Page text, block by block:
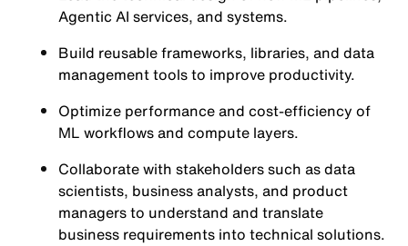
Agentic AI services, and systems.
Build reusable frameworks, libraries, and data
management toolsto improve productivity.
Optimize performance and cost-efficiency of
ML workflows and compute layers.
Collaborate with stakeholders such as data
scientists, business analysts, and product
managers to understand and translate
business requirements into technical solutions.